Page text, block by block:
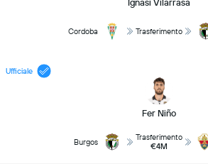
Ignasi Vilarrasa
Cordoba Trasferimento
Ufficiale
Fer Niño
Burgos
Trasferimento
€4M